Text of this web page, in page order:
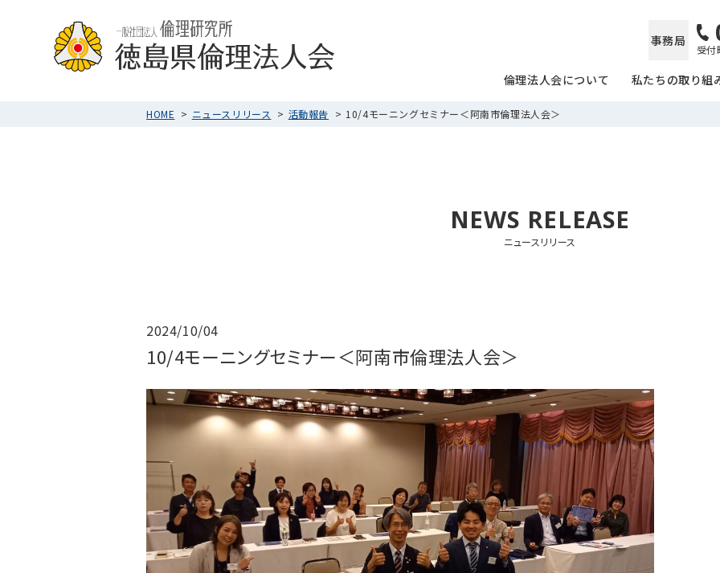
事務局
受付
倫理法人会について 私たちの取り組
HOME ニュースリリース 活動報告 10/4モーニングセミナー＜阿南市倫理法人会＞
NEWS RELEASE
ニュースリリース
2024/10/04
10/4モーニングセミナー＜阿南市倫理法人会＞